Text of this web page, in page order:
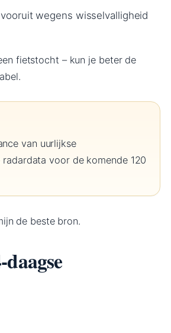
wegens wisselvalligheid
fietstocht – kun je beter de
van uurlijkse
voor de komende 120
de beste bron.
daagse